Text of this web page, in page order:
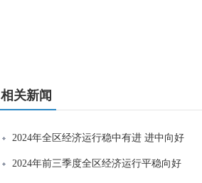
相关新闻
2024年全区经济运行稳中有进 进中向好
2024年前三季度全区经济运行平稳向好